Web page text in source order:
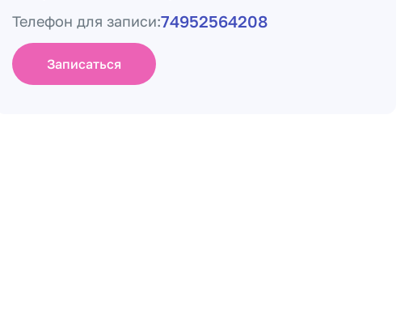
Телефон для записи:74952564208
Записаться